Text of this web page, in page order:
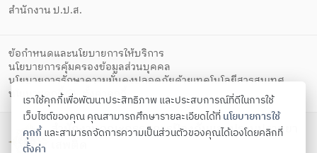
สำนักงาน ป.ป.ส.
ข้อกำหนดและนโยบายการให้บริการ
นโยบายการคุ้มครองข้อมูลส่วนบุคคล
นโยบายการรักษาความมั่นคงปลอดภัยด้วยเทคโนโลยีสารสนเทศ
นโยบายคุกกี้
ตั้งค่าคุกกี้
สำนักงานคณะกรรมการป้องกันและปราบปรามยา
เราใช้คุกกี้เพื่อพัฒนาประสิทธิภาพ และประสบการณ์ที่ดีในการใช้
เว็บไซต์ของคุณ คุณสามารถศึกษารายละเอียดได้ที่นโยบายการใช้
คุกกี้และสามารถจัดการความเป็นส่วนตัวของคุณได้เองโดยคลิกที่
ตั้งค่า